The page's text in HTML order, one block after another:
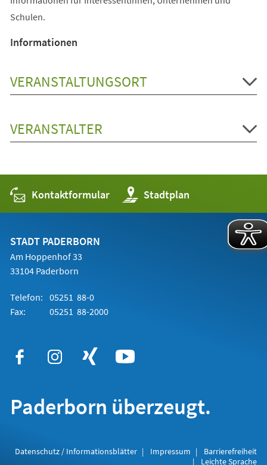
Schulen.
Informationen
VERANSTALTUNGSORT
VERANSTALTER
Kontaktformular Stadtplan
(Öffnet
in
einem
STADT PADERBORN
Am Hoppenhof 33
33104 Paderborn
Telefon: 05251 88-0
Fax:
05251 88-2000
Paderborn überzeugt.
Datenschutz / Informationsblätter Impressum
Barrierefreiheit
Leichte Sprache